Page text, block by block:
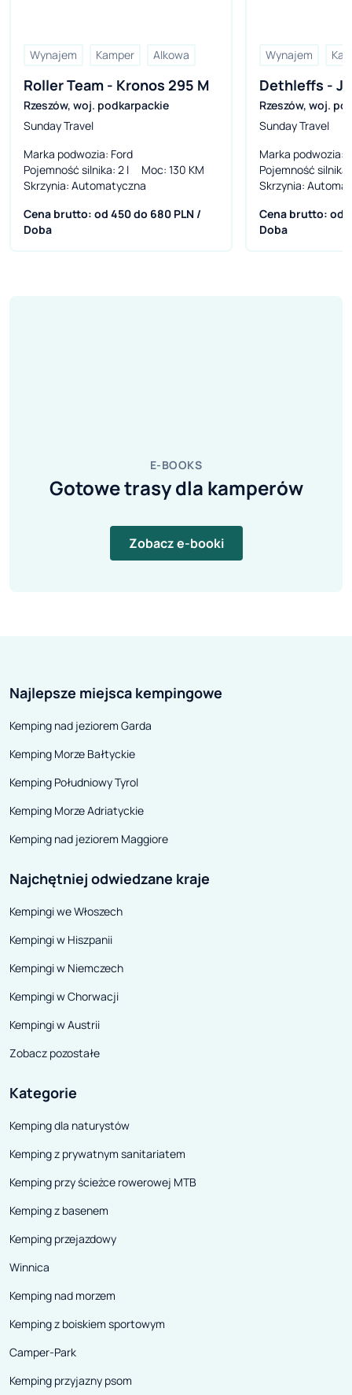
Wynajem Kamper Alkowa
Roller Team - Kronos 295 M
Rzeszów, woj. podkarpackie
Sunday Travel
Marka podwozia: Ford
Pojemność silnika: 2 l Moc: 130 KM
Skrzynia: Automatyczna
Cena brutto: od 450 do 680 PLN /
Doba
Wynajem
Dethleffs -
(2026r.)
Rzeszów, woj.
Sunday Travel
Marka podwozia:
Pojemność silnika
Skrzynia:
Cena brutto: od
Doba
E-BOOKS
Gotowe trasy dla kamperów
Zobacz e-booki
Najlepsze miejsca kempingowe
Kemping nad jeziorem Garda
Kemping Morze Bałtyckie
Kemping Południowy Tyrol
Kemping Morze Adriatyckie
Kemping nad jeziorem Maggiore
Najchętniej odwiedzane kraje
Kempingi we Włoszech
Kempingi w Hiszpanii
Kempingi w Niemczech
Kempingi w Chorwacji
Kempingi w Austrii
Zobacz pozostałe
Kategorie
Kemping dla naturystów
Kemping z prywatnym sanitariatem
Kemping przy ścieżce rowerowej MTB
Kemping z basenem
Kemping przejazdowy
Winnica
Kemping nad morzem
Kemping z boiskiem sportowym
Camper-Park
Kemping przyjazny psom